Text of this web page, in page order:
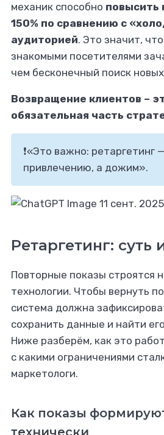
фрилансером?
механик способно повысить
150% по сравнению с
аудиторией. Это значит,
знакомыми посетителями
чем бесконечный поиск
Возвращение клиентов –
обязательная часть
❗«Это важно: ретаргетинг
привлечению, а дожим».
Ретаргетинг: суть
Повторные показы строятся
технологии. Чтобы вернуть
система должна
сохранить данные и найти
Ниже разберём, как это
с какими ограничениями
маркетологи.
Как показы
технически